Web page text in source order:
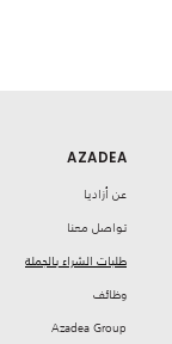
AZADEA
‏عن أزاديا
تواصل معنا
طلبات الشراء بالجملة
‏وظائف
Azadea Group